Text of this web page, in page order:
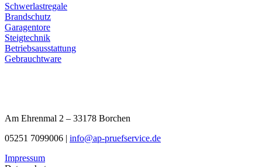
Schwerlastregale
Brandschutz
Garagentore
Steigtechnik
Betriebsausstattung
Gebrauchtware
Am Ehrenmal 2 – 33178 Borchen
05251 7099006 | info@ap-pruefservice.de
Impressum